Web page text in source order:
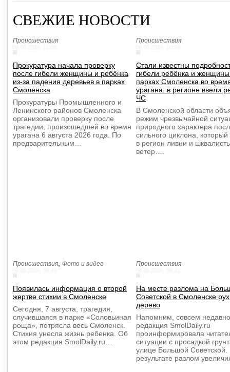
СВЕЖИЕ НОВОСТИ
Происшествия
Прокуратура начала проверку
после гибели женщины и ребёнка
из-за падения деревьев в парках
Смоленска
Прокуратуры Промышленного и
Ленинского районов Смоленска
организовали проверку после
трагедии, произошедшей во время
урагана 6 августа 2026 года. По
предварительным…
Происшествия
Стали известны
гибели ребёнка и
парках Смоленска во
урагана: в регионе ввели
ЧС
В Смоленской области
режим чрезвычайной
природного характера
сильного циклона,
в регион ливни и
ветер….
Происшествия Фото и видео
Появилась информация о второй
жертве стихии в Смоленске
Сегодня, 7 августа, трагедия,
случившаяся в парке «Соловьиная
роща», потрясла весь Смоленск.
Стихия унесла жизнь ребенка. Об
этом редакция SmolDaily.ru…
Происшествия
На месте разлома на
Советской в Смоленске
дерево
Напомним, совсем
редакция SmolDaily.ru
проинформировала
ситуации с просадкой
улице Большой Советской.
результате разлом